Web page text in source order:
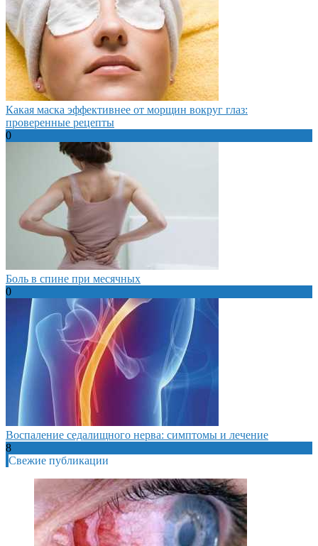
Какая маска эффективнее от морщин вокруг глаз:
проверенные рецепты
0
Боль в спине при месячных
0
Воспаление седалищного нерва: симптомы и лечение
8
Свежие публикации